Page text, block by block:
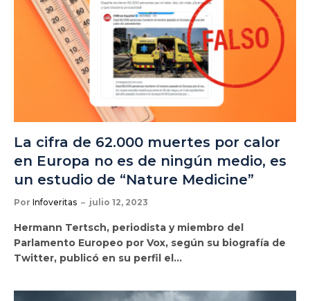
La cifra de 62.000 muertes por calor
en Europa no es de ningún medio, es
un estudio de “Nature Medicine”
Por Infoveritas julio 12, 2023
Hermann Tertsch, periodista y miembro del
Parlamento Europeo por Vox, según su biografía de
Twitter, publicó en su perfil el…